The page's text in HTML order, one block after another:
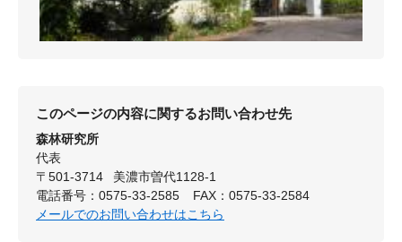
このページの内容に関するお問い合わせ先
森林研究所
代表
〒501-3714
美濃市曽代1128-1
電話番号：0575-33-2585
FAX：0575-33-2584
メールでのお問い合わせはこちら